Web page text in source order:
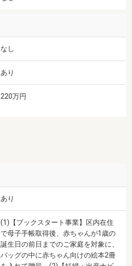
なし
あり
220万円
あり
(1)【ブックスタート事業】区内在住
で母子手帳取得後、赤ちゃんが1歳の
誕生日の前日までのご家庭を対象に、
バッグの中に赤ちゃん向けの絵本2冊